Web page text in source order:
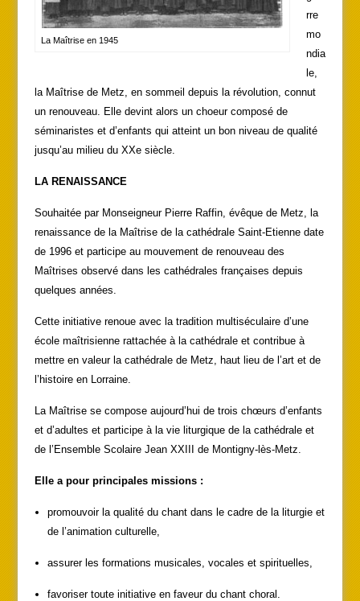
La Maîtrise en 1945
rre
mo
ndia
le,
la Maîtrise de Metz, en sommeil depuis la révolution, connut
un renouveau. Elle devint alors un choeur composé de
séminaristes et d’enfants qui atteint un bon niveau de qualité
jusqu’au milieu du XXe siècle.
LA RENAISSANCE
Souhaitée par Monseigneur Pierre Raffin, évêque de Metz, la
renaissance de la Maîtrise de la cathédrale Saint-Etienne date
de 1996 et participe au mouvement de renouveau des
Maîtrises observé dans les cathédrales françaises depuis
quelques années.
Cette initiative renoue avec la tradition multiséculaire d’une
école maîtrisienne rattachée à la cathédrale et contribue à
mettre en valeur la cathédrale de Metz, haut lieu de l’art et de
l’histoire en Lorraine.
La Maîtrise se compose aujourd’hui de trois chœurs d’enfants
et d’adultes et participe à la vie liturgique de la cathédrale et
de l’Ensemble Scolaire Jean XXIII de Montigny-lès-Metz.
Elle a pour principales missions :
promouvoir la qualité du chant dans le cadre de la liturgie et
de l’animation culturelle,
assurer les formations musicales, vocales et spirituelles,
favoriser toute initiative en faveur du chant choral.